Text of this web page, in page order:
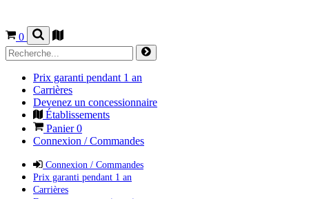
0
Prix garanti pendant 1 an
Carrières
Devenez un concessionnaire
Établissements
Panier0
Connexion / Commandes
Connexion / Commandes
Prix garanti pendant 1 an
Carrières